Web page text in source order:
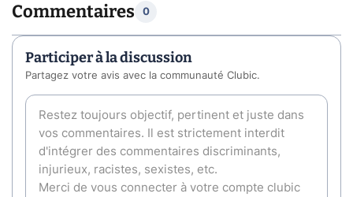
Commentaires 0
Participer à la discussion
Partagez votre avis avec la communauté Clubic.